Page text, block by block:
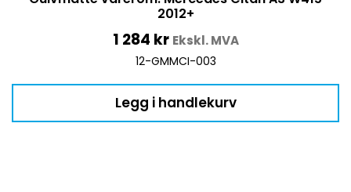
2012+
1 284 kr Ekskl. MVA
12-GMMCI-003
Legg i handlekurv